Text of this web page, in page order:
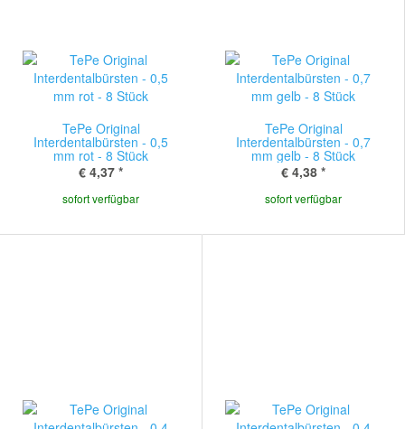
TePe Original
Interdentalbürsten - 0,5
mm rot - 8 Stück
€ 4,37 *
sofort verfügbar
TePe Original
Interdentalbürsten - 0,7
mm gelb - 8 Stück
€ 4,38 *
sofort verfügbar